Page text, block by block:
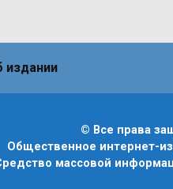
издании
© Все права
Общественное интернет-
массовой